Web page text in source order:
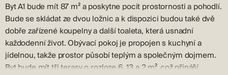
Byt A1 bude mít 87 m² a poskytne pocit prostornosti a pohodlí.
Bude se skládat ze dvou ložnic a k dispozici budou také dvě
dobře zařízené koupelny a další toaleta, která usnadní
každodenní život. Obývací pokoj je propojen s kuchyní a
jídelnou, takže prostor působí teplým a společným dojmem.
Byt bude mít tři terasy o rozloze 6, 13 a 2 m², což přináší